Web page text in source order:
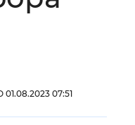
07:51